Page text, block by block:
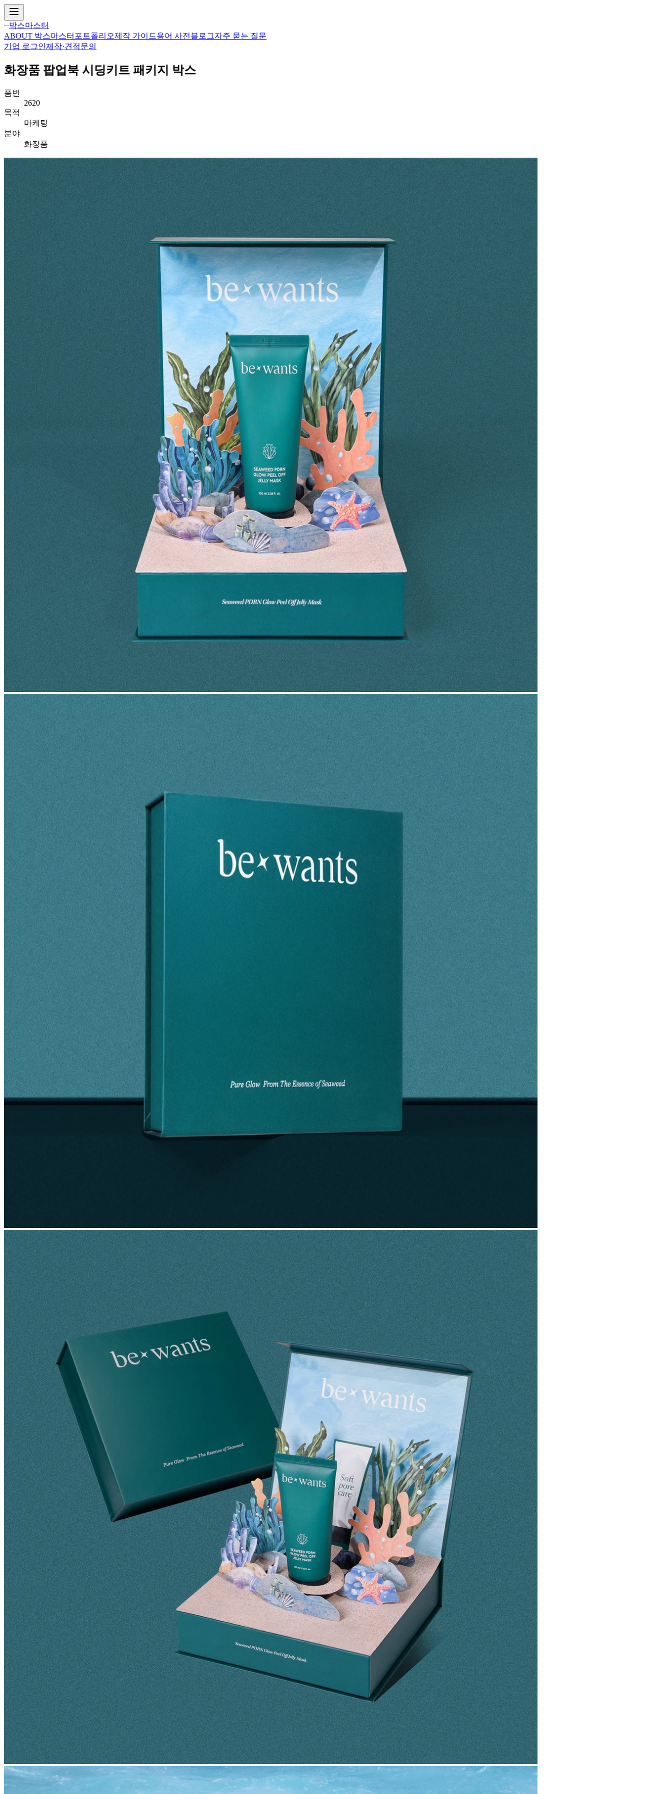
박스마스터
ABOUT 박스마스터 포트폴리오제작 가이드용어 사전 블로그자주 묻는 질문
기업 로그인제작·견적문의
화장품 팝업북 시딩키트 패키지 박스
품번
2620
목적
마케팅
분야
화장품